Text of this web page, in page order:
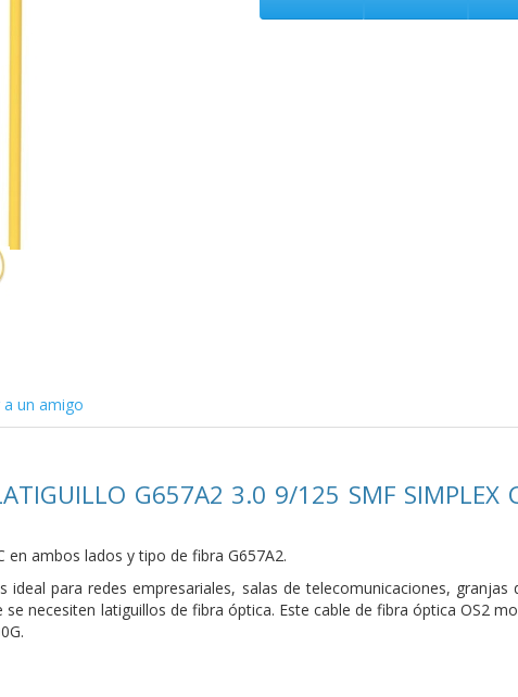
a un amigo
G657A2 3.0 9/125 SMF SIMPLEX
ambos lados y tipo de fibra G657A2.
para redes empresariales, salas de telecomunicaciones, granjas
necesiten latiguillos de fibra óptica. Este cable de fibra óptica OS2